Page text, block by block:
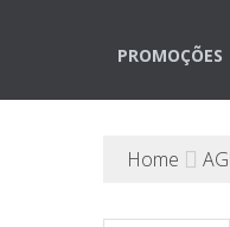
PROMOÇÕES
Home